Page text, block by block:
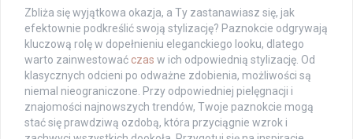
Zbliża się wyjątkowa okazja, a Ty zastanawiasz się, jak
efektownie podkreślić swoją stylizację? Paznokcie odgrywają
kluczową rolę w dopełnieniu eleganckiego looku, dlatego
warto zainwestować czas w ich odpowiednią stylizację. Od
klasycznych odcieni po odważne zdobienia, możliwości są
niemal nieograniczone. Przy odpowiedniej pielęgnacji i
znajomości najnowszych trendów, Twoje paznokcie mogą
stać się prawdziwą ozdobą, która przyciągnie wzrok i